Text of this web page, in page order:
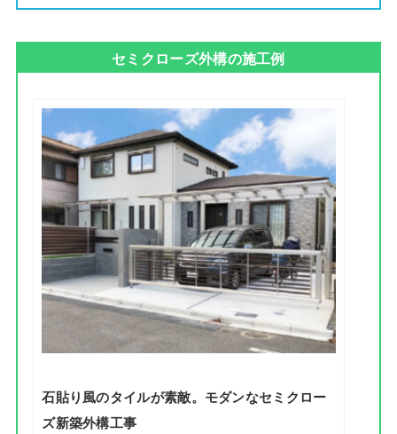
セミクローズ外構の施工例
石貼り風のタイルが素敵。モダンなセミクロー
ズ新築外構工事